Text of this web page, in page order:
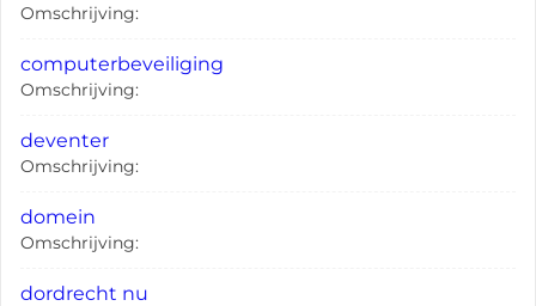
Omschrijving:
computerbeveiliging
Omschrijving:
deventer
Omschrijving:
domein
Omschrijving:
dordrecht nu